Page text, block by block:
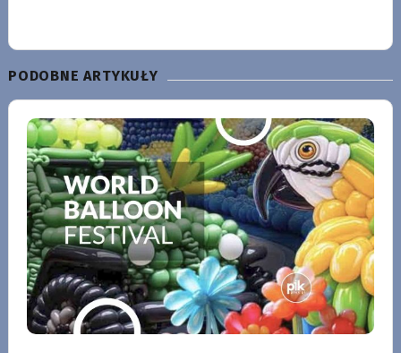
PODOBNE ARTYKUŁY